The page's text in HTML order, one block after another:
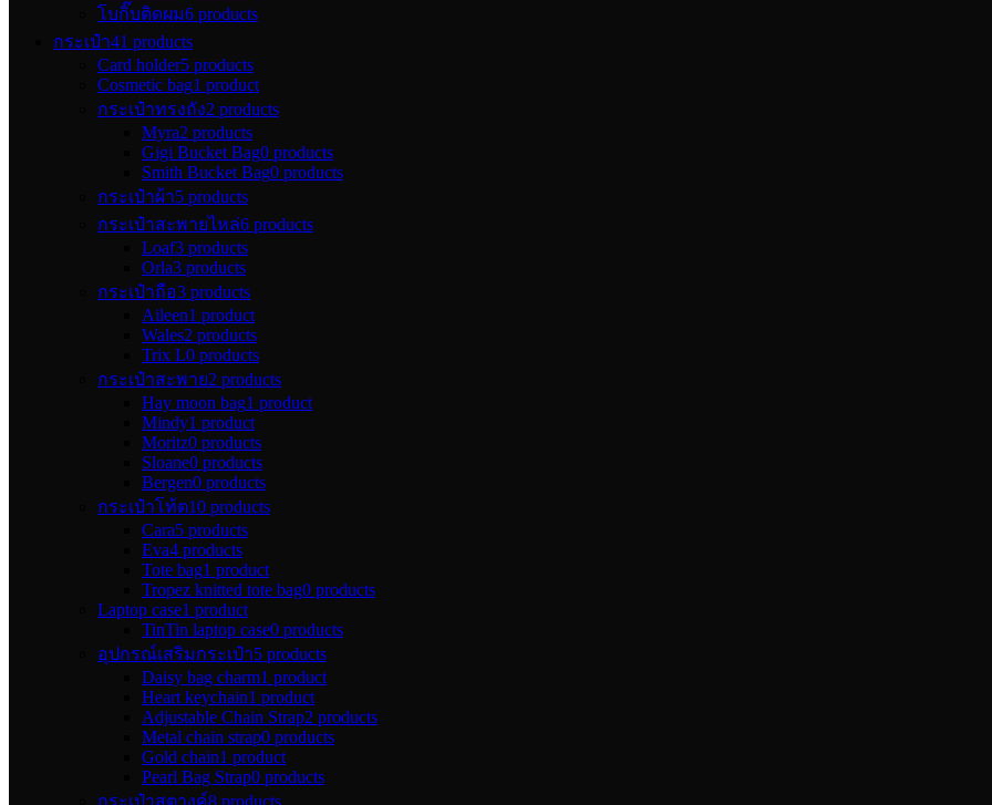
โบกิ๊บติดผม6 products
กระเป๋า41 products
Card holder5 products
Cosmetic bag1 product
กระเป๋าทรงถัง2 products
Myra2 products
Gigi Bucket Bag0 products
Smith Bucket Bag0 products
กระเป๋าผ้า5 products
กระเป๋าสะพายไหล่6 products
Loaf3 products
Orla3 products
กระเป๋าถือ3 products
Aileen1 product
Wales2 products
Trix L0 products
กระเป๋าสะพาย2 products
Hay moon bag1 product
Mindy1 product
Moritz0 products
Sloane0 products
Bergen0 products
กระเป๋าโท้ต10 products
Cara5 products
Eva4 products
Tote bag1 product
Tropez knitted tote bag0 products
Laptop case1 product
TinTin laptop case0 products
อุปกรณ์เสริมกระเป๋า5 products
Daisy bag charm1 product
Heart keychain1 product
Adjustable Chain Strap2 products
Metal chain strap0 products
Gold chain1 product
Pearl Bag Strap0 products
กระเป๋าสตางค์8 products